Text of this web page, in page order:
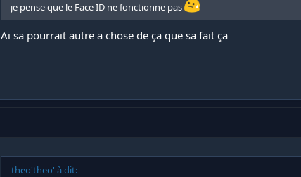
je pense que le Face ID ne fonctionne pas
Ai sa pourrait autre a chose de ça que sa fait ça
theo'theo' à dit: